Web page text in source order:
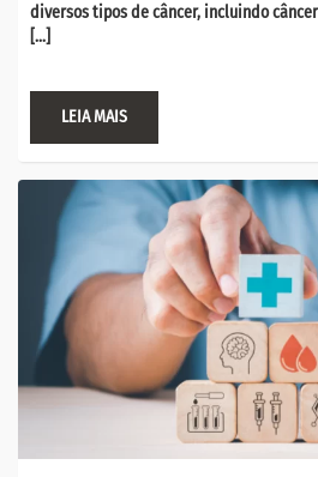
diversos tipos de câncer, incluindo
[…]
LEIA MAIS